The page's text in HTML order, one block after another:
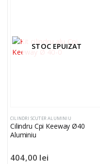
STOC EPUIZAT
CILINDRI SCUTER ALUMINIU
Cilindru Cpi Keeway Ø40
Aluminiu
404,00 lei